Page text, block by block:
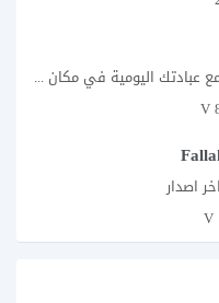
القران المجيد تطبيق يجمع عبادتك اليومية في مكان واحد إذا كنت تبحث عن تطبيق...